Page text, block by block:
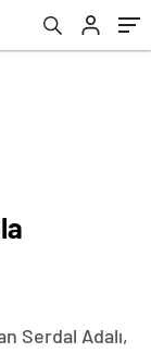
Serdal Adalı,